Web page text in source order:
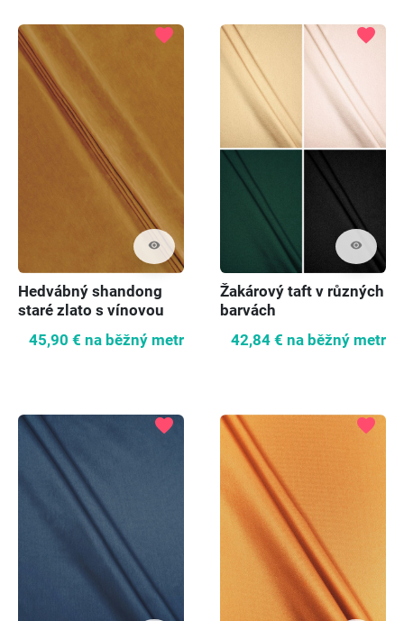
visibility
favorite
Hedvábný shandong
staré zlato s vínovou
dvoubarevnou barvou
45,90 € na běžný metr
visibility
favorite
Žakárový taft v různých
barvách
42,84 € na běžný metr
favorite favorite